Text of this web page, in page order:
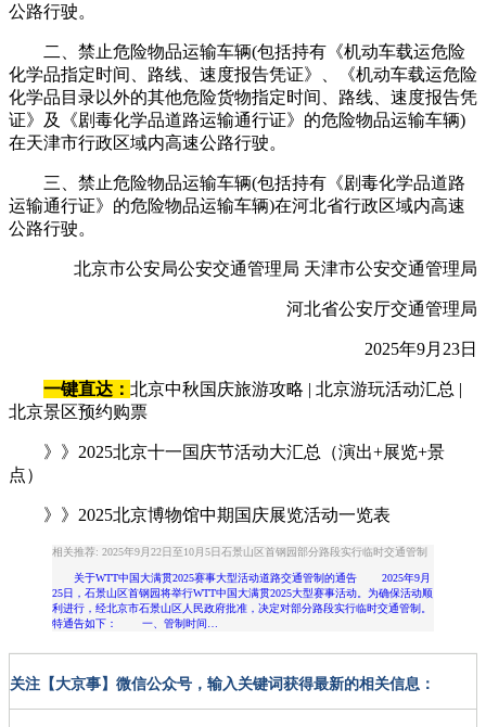
公路行驶。
二、禁止危险物品运输车辆(包括持有《机动车载运危险
化学品指定时间、路线、速度报告凭证》、《机动车载运危险
化学品目录以外的其他危险货物指定时间、路线、速度报告凭
证》及《剧毒化学品道路运输通行证》的危险物品运输车辆)
在天津市行政区域内高速公路行驶。
三、禁止危险物品运输车辆(包括持有《剧毒化学品道路
运输通行证》的危险物品运输车辆)在河北省行政区域内高速
公路行驶。
北京市公安局公安交通管理局 天津市公安交通管理局
河北省公安厅交通管理局
2025年9月23日
一键直达： 北京中秋国庆旅游攻略 | 北京游玩活动汇总 |
北京景区预约购票
》》2025北京十一国庆节活动大汇总（演出+展览+景
点）
》》2025北京博物馆中期国庆展览活动一览表
相关推荐: 2025年9月22日至10月5日石景山区首钢园部分路段实行临时交通管制
关于WTT中国大满贯2025赛事大型活动道路交通管制的通告 2025年9月
25日，石景山区首钢园将举行WTT中国大满贯2025大型赛事活动。为确保活动顺
利进行，经北京市石景山区人民政府批准，决定对部分路段实行临时交通管制。
特通告如下： 一、管制时间…
关注【大京事】微信公众号，输入关键词获得最新的相关信息：